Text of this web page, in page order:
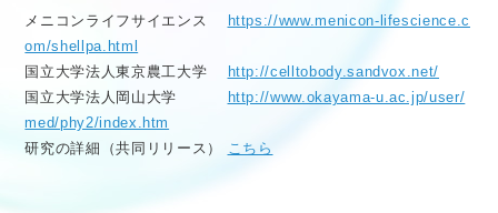
メニコンライフサイエンス
https://www.menicon-lifescience.c
om/shellpa.html
国立大学法人東京農工大学
http://celltobody.sandvox.net/
国立大学法人岡山大学
http://www.okayama-u.ac.jp/user/
med/phy2/index.htm
研究の詳細（共同リリース） こちら